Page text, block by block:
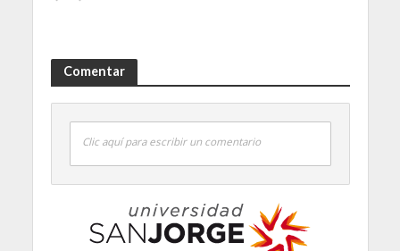
Comentar
Clic aquí para escribir un comentario